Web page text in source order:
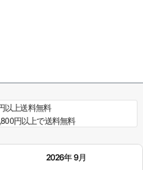
以上送料無料
円以上で送料無料
2026年 9月